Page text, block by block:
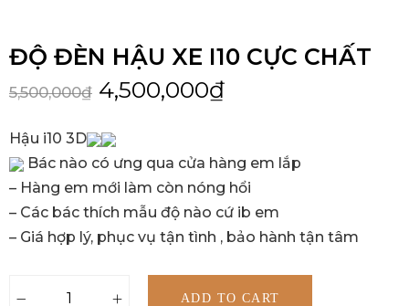
ĐỘ ĐÈN HẬU XE I10 CỰC CHẤT
5,500,000₫ 4,500,000₫
Hậu i10 3D
Bác nào có ưng qua cửa hàng em lắp
– Hàng em mới làm còn nóng hổi
– Các bác thích mẫu độ nào cứ ib em
– Giá hợp lý, phục vụ tận tình , bảo hành tận tâm
ADD TO CART